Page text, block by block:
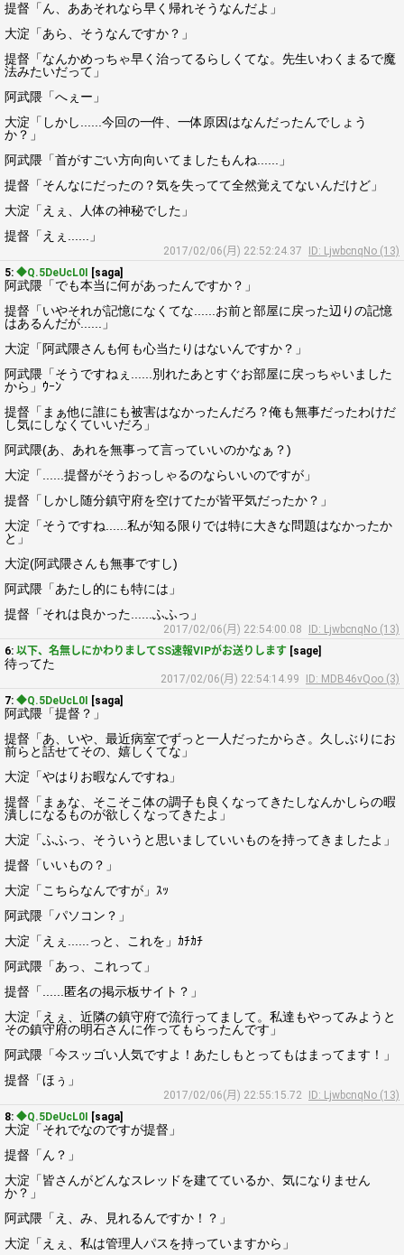
提督「ん、ああそれなら早く帰れそうなんだよ」
大淀「あら、そうなんですか？」
提督「なんかめっちゃ早く治ってるらしくてな。先生いわくまるで魔
法みたいだって」
阿武隈「へぇー」
大淀「しかし......今回の一件、一体原因はなんだったんでしょう
か？」
阿武隈「首がすごい方向向いてましたもんね......」
提督「そんなにだったの？気を失ってて全然覚えてないんだけど」
大淀「えぇ、人体の神秘でした」
提督「えぇ......」
2017/02/06(月) 22:52:24.37
ID: LjwbcnqNo (13)
5: ◆Q.5DeUcL0I [saga]
阿武隈「でも本当に何があったんですか？」
提督「いやそれが記憶になくてな......お前と部屋に戻った辺りの記憶
はあるんだが......」
大淀「阿武隈さんも何も心当たりはないんですか？」
阿武隈「そうですねぇ......別れたあとすぐお部屋に戻っちゃいました
から」ｳｰﾝ
提督「まぁ他に誰にも被害はなかったんだろ？俺も無事だったわけだ
し気にしなくていいだろ」
阿武隈(あ、あれを無事って言っていいのかなぁ？)
大淀「......提督がそうおっしゃるのならいいのですが」
提督「しかし随分鎮守府を空けてたが皆平気だったか？」
大淀「そうですね......私が知る限りでは特に大きな問題はなかったか
と」
大淀(阿武隈さんも無事ですし)
阿武隈「あたし的にも特には」
提督「それは良かった......ふふっ」
2017/02/06(月) 22:54:00.08
ID: LjwbcnqNo (13)
6: 以下、名無しにかわりましてSS速報VIPがお送りします [sage]
待ってた
2017/02/06(月) 22:54:14.99
ID: MDB46vQoo (3)
7: ◆Q.5DeUcL0I [saga]
阿武隈「提督？」
提督「あ、いや、最近病室でずっと一人だったからさ。久しぶりにお
前らと話せてその、嬉しくてな」
大淀「やはりお暇なんですね」
提督「まぁな、そこそこ体の調子も良くなってきたしなんかしらの暇
潰しになるものが欲しくなってきたよ」
大淀「ふふっ、そういうと思いましていいものを持ってきましたよ」
提督「いいもの？」
大淀「こちらなんですが」ｽｯ
阿武隈「パソコン？」
大淀「えぇ......っと、これを」ｶﾁｶﾁ
阿武隈「あっ、これって」
提督「......匿名の掲示板サイト？」
大淀「えぇ、近隣の鎮守府で流行ってまして。私達もやってみようと
その鎮守府の明石さんに作ってもらったんです」
阿武隈「今スッゴい人気ですよ！あたしもとってもはまってます！」
提督「ほぅ」
2017/02/06(月) 22:55:15.72
ID: LjwbcnqNo (13)
8: ◆Q.5DeUcL0I [saga]
大淀「それでなのですが提督」
提督「ん？」
大淀「皆さんがどんなスレッドを建てているか、気になりません
か？」
阿武隈「え、み、見れるんですか！？」
大淀「えぇ、私は管理人パスを持っていますから」